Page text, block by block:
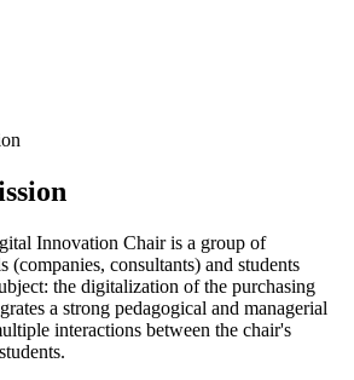
Innovation Chair is a group of
(companies, consultants) and students
the digitalization of the purchasing
a strong pedagogical and managerial
interactions between the chair's